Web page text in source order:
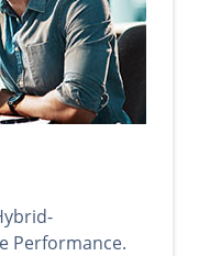
Performance.